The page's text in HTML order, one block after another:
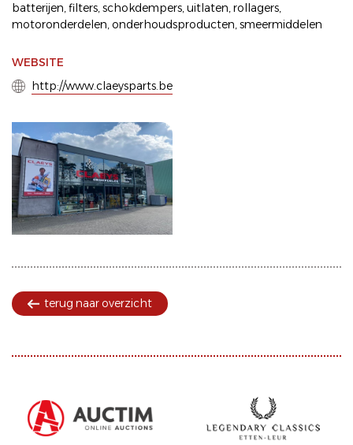
batterijen,filters,schokdempers,uitlaten,rollagers,
motoronderdelen,onderhoudsproducten,smeermiddelen
WEBSITE
http://www.claeysparts.be
terug naar overzicht